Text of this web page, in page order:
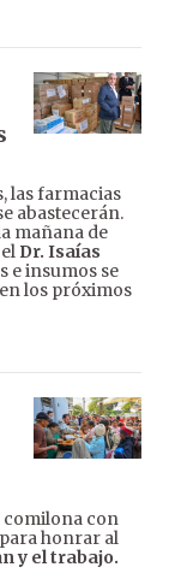
las farmacias
abastecerán.
mañana de
Dr. Isaías
e insumos se
los próximos
comilona con
honrar al
y el trabajo.